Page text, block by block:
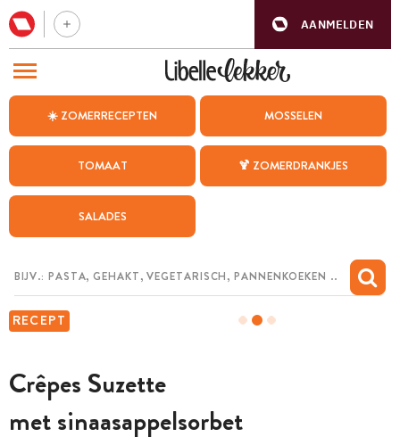
AANMELDEN
☀️ ZOMERRECEPTEN MOSSELEN
TOMAAT 🍹 ZOMERDRANKJES
SALADES
RECEPT
Crêpes Suzette
met sinaasappelsorbet
BEZOEK ONZE ANDERE WEBSITES
WEEKMENU
CHAT MET MAIA
MIJN BEWAARDE RECEPTEN